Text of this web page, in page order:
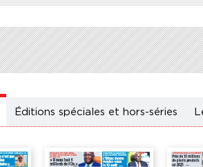
Éditions spéciales et hors-séries